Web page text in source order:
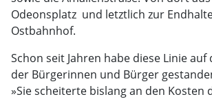
Odeonsplatz  und letztlich zur
Ostbahnhof.
Schon seit Jahren habe diese Linie
der Bürgerinnen und Bürger
»Sie scheiterte bislang an den Kosten